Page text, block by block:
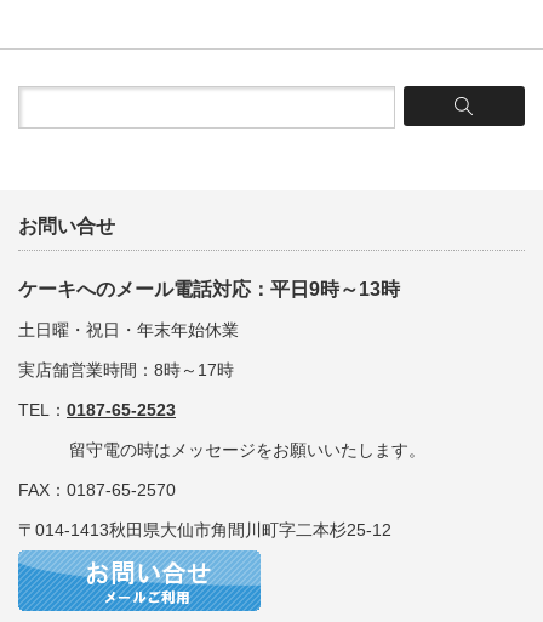
お問い合せ
ケーキへのメール電話対応：平日9時～13時
土日曜・祝日・年末年始休業
実店舗営業時間：8時～17時
TEL： 0187-65-2523
留守電の時はメッセージをお願いいたします。
FAX：0187-65-2570
〒014-1413秋田県大仙市角間川町字二本杉25-12